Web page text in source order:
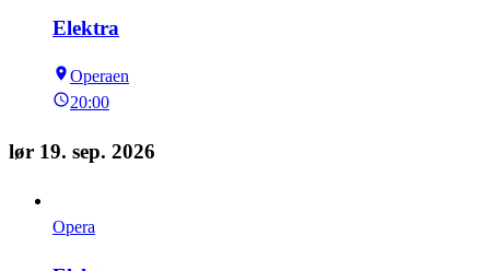
Elektra
Operaen
20:00
lør 19. sep. 2026
Opera